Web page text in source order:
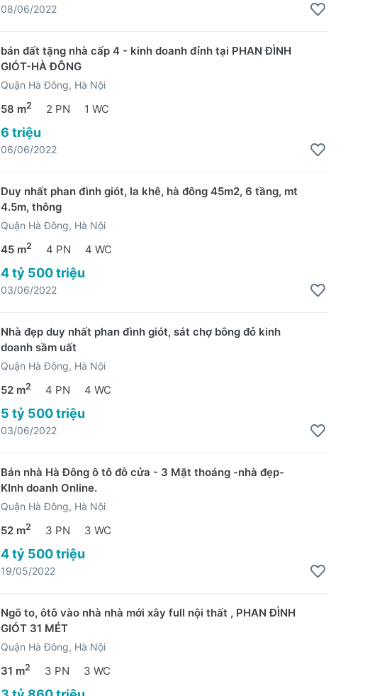
08/06/2022
bán đất tặng nhà cấp 4 - kinh doanh đỉnh tại PHAN ĐÌNH
GIÓT-HÀ ĐÔNG
Quận Hà Đông, Hà Nội
58 m2 2 PN 1 WC
6 triệu
06/06/2022
Duy nhất phan đình giót, la khê, hà đông 45m2, 6 tầng, mt
4.5m, thông
Quận Hà Đông, Hà Nội
45 m2 4 PN 4 WC
4 tỷ 500 triệu
03/06/2022
Nhà đẹp duy nhất phan đình giót, sát chợ bông đỏ kinh
doanh sầm uất
Quận Hà Đông, Hà Nội
52 m2 4 PN 4 WC
5 tỷ 500 triệu
03/06/2022
Bán nhà Hà Đông ô tô đỗ cửa - 3 Mặt thoáng -nhà đẹp-
KInh doanh Online.
Quận Hà Đông, Hà Nội
52 m2 3 PN 3 WC
4 tỷ 500 triệu
19/05/2022
Ngõ to, ôtô vào nhà nhà mới xây full nội thất , PHAN ĐÌNH
GIÓT 31 MÉT
Quận Hà Đông, Hà Nội
31 m2 3 PN 3 WC